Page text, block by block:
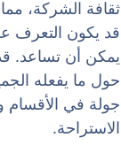
ثقافة الشركة،
قد يكون التعرف
يمكن أن تساعد.
حول ما يفعله
جولة في الأقسام
الاستراحة.